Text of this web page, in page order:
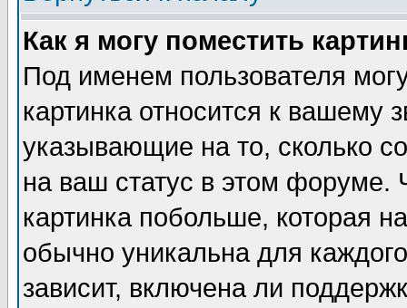
Как я могу поместить
Под именем пользователя
картинка относится к вашему
указывающие на то, сколько
на ваш статус в этом форуме.
картинка побольше, которая
обычно уникальна для
зависит, включена ли